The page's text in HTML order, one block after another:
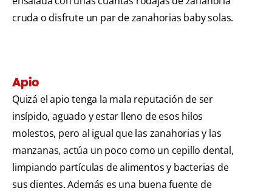
cruda o disfrute un par de zanahorias baby solas.
Apio
Quizá el apio tenga la mala reputación de ser
insípido, aguado y estar lleno de esos hilos
molestos, pero al igual que las zanahorias y las
manzanas, actúa un poco como un cepillo dental,
limpiando partículas de alimentos y bacterias de
sus dientes. Además es una buena fuente de